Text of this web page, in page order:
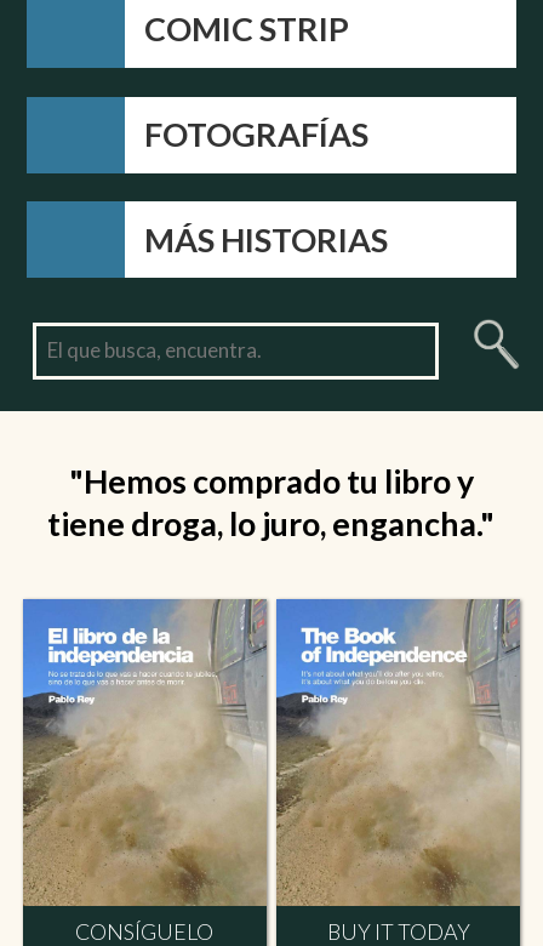
COMIC STRIP
FOTOGRAFÍAS
MÁS HISTORIAS
"Hemos comprado tu libro y
tiene droga, lo juro, engancha."
CONSÍGUELO BUY IT TODAY